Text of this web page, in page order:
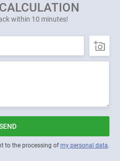
within 10 minutes!
to the processing ofmy personal data.